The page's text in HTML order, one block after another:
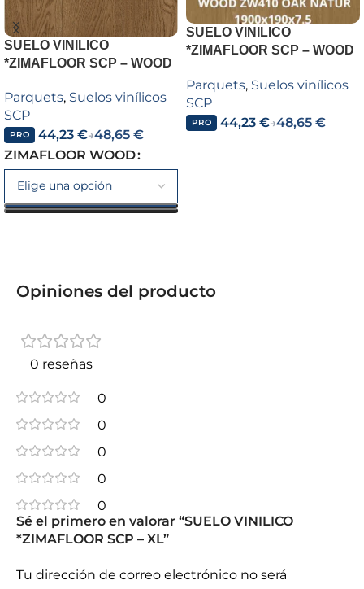
SUELO VINILICO
*ZIMAFLOOR SCP – WOOD
Parquets, Suelos vinílicos
SCP
PRO 44,23€→48,65€
ZIMAFLOOR WOOD
SUELO VINILICO
*ZIMAFLOOR SCP – WOOD
ZW410 OAK NATUR
1900x190x7.5
Parquets, Suelos vinílicos
SCP
PRO 44,23€→48,65€
Opiniones del producto
0 reseñas
0
0
0
0
0
Sé el primero en valorar “SUELO VINILICO
*ZIMAFLOOR SCP – XL”
Tu dirección de correo electrónico no será